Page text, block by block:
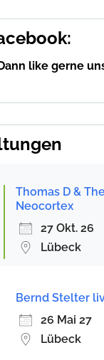
like gerne
Thomas D &
Neocortex
27 Okt. 26
Lübeck
Bernd Stelter
26 Mai 27
Lübeck